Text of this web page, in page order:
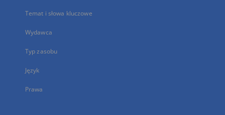
Temat i słowa kluczowe
Wydawca
Typ zasobu
Język
Prawa